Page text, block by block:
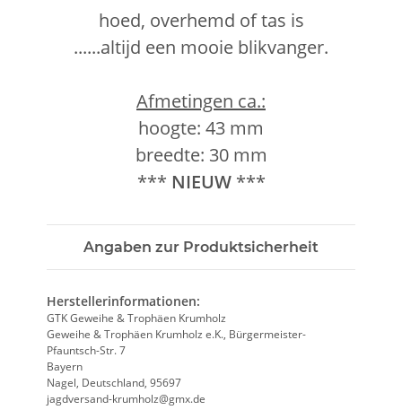
hoed, overhemd of tas is
......altijd een mooie blikvanger.
Afmetingen ca.:
hoogte: 43 mm
breedte: 30 mm
*** NIEUW***
Angaben zur Produktsicherheit
Herstellerinformationen:
GTK Geweihe & Trophäen Krumholz
Geweihe & Trophäen Krumholz e.K., Bürgermeister-
Pfauntsch-Str. 7
Bayern
Nagel, Deutschland, 95697
jagdversand-krumholz@gmx.de